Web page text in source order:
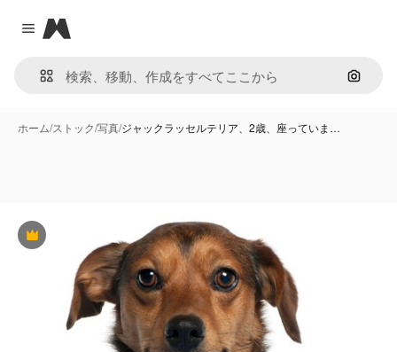
Close menu
Magnific
画像で
ホーム/ストック/写真/ジャックラッセルテリア、2歳、座っていま…
Premium